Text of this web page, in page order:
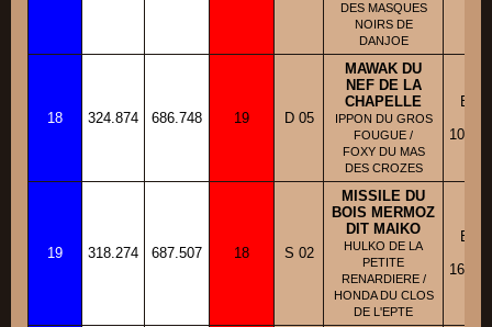
DES MASQUES
NOIRS DE
DANJOE
18 324.874 686.748 19 D 05
MAWAK DU
NEF DE LA
CHAPELLE
IPPON DU GROS
FOUGUE /
FOXY DU MAS
DES CROZES
10/06/
19 318.274 687.507 18 S 02
MISSILE DU
BOIS MERMOZ
DIT MAIKO
HULKO DE LA
PETITE
RENARDIERE /
HONDA DU CLOS
DE L'EPTE
16/08/